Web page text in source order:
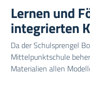
Lernen und
integrierten
Da der Schulsprengel
Mittelpunktschule
Materialien allen